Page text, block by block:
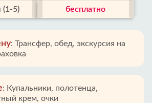
5) бесплатно
: Трансфер, обед, экскурсия на
: Купальники, полотенца,
крем, очки